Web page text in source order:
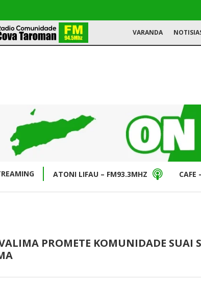
VARANDA
ATONI LIFAU – FM93.3MHZ CAFE
PROMETE KOMUNIDADE SUAI